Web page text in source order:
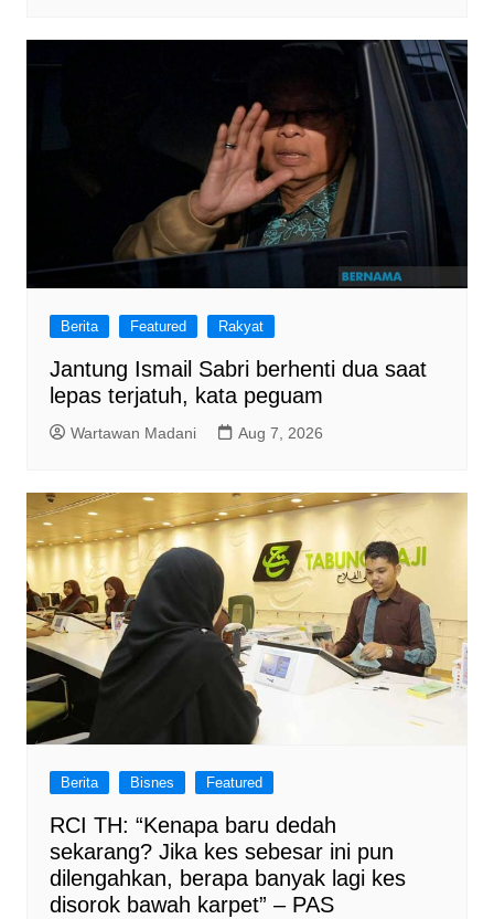
Berita Featured Rakyat
Jantung Ismail Sabri berhenti dua saat
lepas terjatuh, kata peguam
Wartawan Madani Aug 7, 2026
Berita Bisnes Featured
RCI TH: “Kenapa baru dedah
sekarang? Jika kes sebesar ini pun
dilengahkan, berapa banyak lagi kes
disorok bawah karpet” – PAS